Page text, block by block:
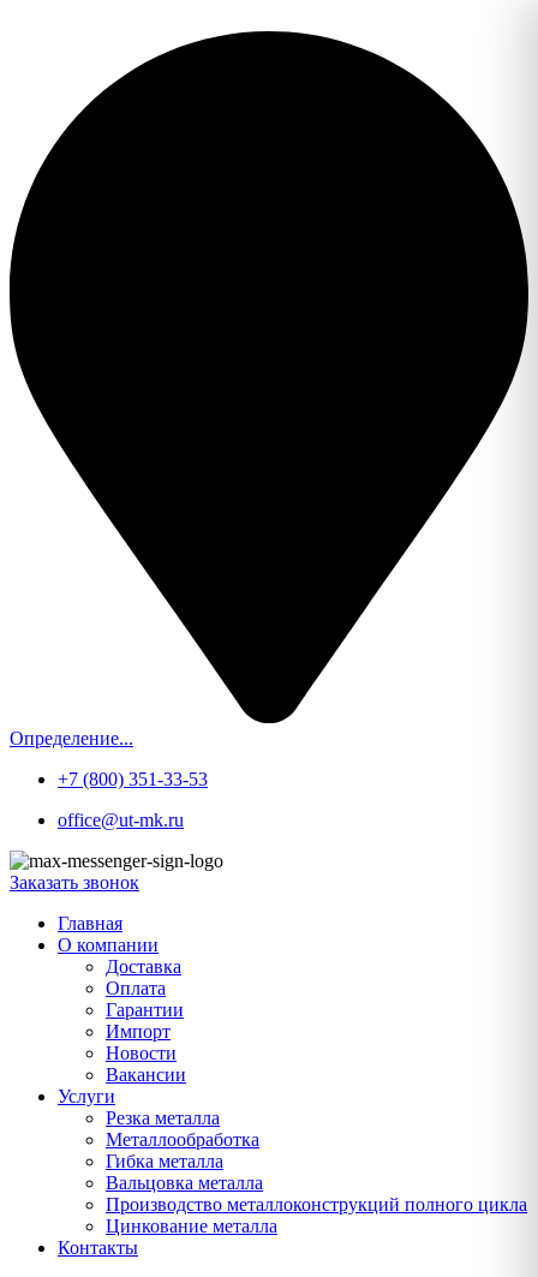
Определение...
+7 (800) 351-33-53
office@ut-mk.ru
Заказать звонок
Главная
О компании
Доставка
Оплата
Гарантии
Импорт
Новости
Вакансии
Услуги
Резка металла
Металлообработка
Гибка металла
Вальцовка металла
Производство металлоконструкций полного цикла
Цинкование металла
Контакты